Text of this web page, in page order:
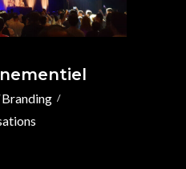
Branding